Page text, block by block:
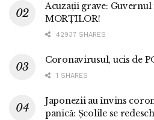
Acuzații grave:
MORȚILOR!
42937 SHARES
Coronavirusul, ucis de
1 SHARES
Japonezii au învins
panică: Școlile se